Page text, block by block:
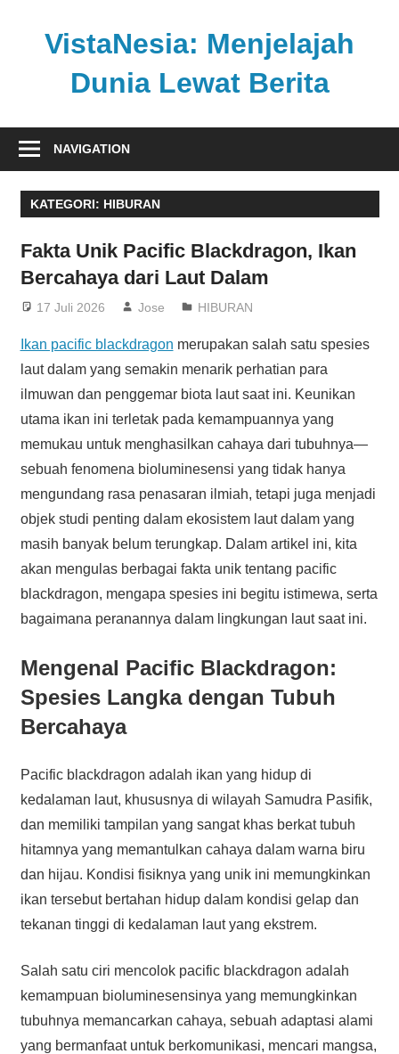
VistaNesia: Menjelajah
Dunia Lewat Berita
nasional
global
dalam
platform
informatif
NAVIGATION
KATEGORI: HIBURAN
Fakta Unik Pacific Blackdragon, Ikan
Bercahaya dari Laut Dalam
17 Juli 2026 Jose HIBURAN
Ikan pacific blackdragon merupakan salah satu spesies
laut dalam yang semakin menarik perhatian para
ilmuwan dan penggemar biota laut saat ini. Keunikan
utama ikan ini terletak pada kemampuannya yang
memukau untuk menghasilkan cahaya dari tubuhnya—
sebuah fenomena bioluminesensi yang tidak hanya
mengundang rasa penasaran ilmiah, tetapi juga menjadi
objek studi penting dalam ekosistem laut dalam yang
masih banyak belum terungkap. Dalam artikel ini, kita
akan mengulas berbagai fakta unik tentang pacific
blackdragon, mengapa spesies ini begitu istimewa, serta
bagaimana peranannya dalam lingkungan laut saat ini.
Mengenal Pacific Blackdragon:
Spesies Langka dengan Tubuh
Bercahaya
Pacific blackdragon adalah ikan yang hidup di
kedalaman laut, khususnya di wilayah Samudra Pasifik,
dan memiliki tampilan yang sangat khas berkat tubuh
hitamnya yang memantulkan cahaya dalam warna biru
dan hijau. Kondisi fisiknya yang unik ini memungkinkan
ikan tersebut bertahan hidup dalam kondisi gelap dan
tekanan tinggi di kedalaman laut yang ekstrem.
Salah satu ciri mencolok pacific blackdragon adalah
kemampuan bioluminesensinya yang memungkinkan
tubuhnya memancarkan cahaya, sebuah adaptasi alami
yang bermanfaat untuk berkomunikasi, mencari mangsa,